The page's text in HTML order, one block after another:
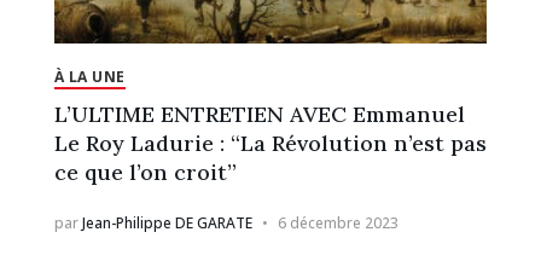
À LA UNE
L’ULTIME ENTRETIEN AVEC Emmanuel
Le Roy Ladurie : “La Révolution n’est pas
ce que l’on croit”
parJean-Philippe DE GARATE 6 décembre 2023